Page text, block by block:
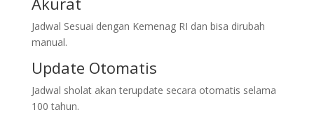
Jadwal Sesuai dengan Kemenag RI dan bisa dirubah
manual.
Update Otomatis
Jadwal sholat akan terupdate secara otomatis selama
100 tahun.